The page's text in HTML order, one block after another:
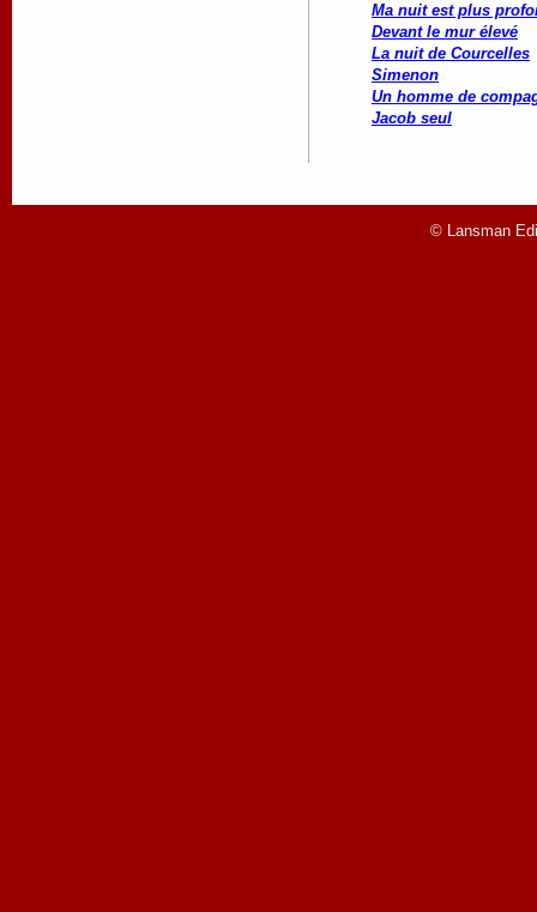
Ma nuit est plus
Devant le mur élevé
La nuit de Courcelles
Simenon
Un homme de
Jacob seul
© Lansman